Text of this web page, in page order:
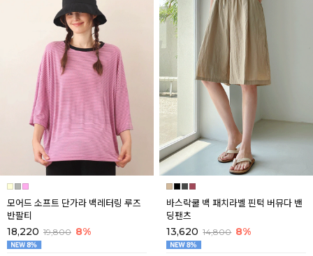
모어드 소프트 단가라 백레터링 루즈
반팔티
18,220 19,800 8%
바스락쿨 백 패치라벨 핀턱 버뮤다 밴
딩팬츠
13,620 14,800 8%